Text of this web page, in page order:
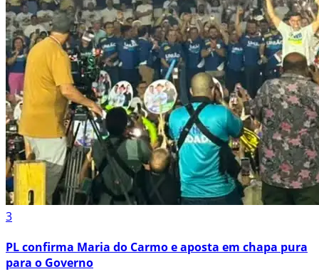
3
PL confirma Maria do Carmo e aposta em chapa pura
para o Governo